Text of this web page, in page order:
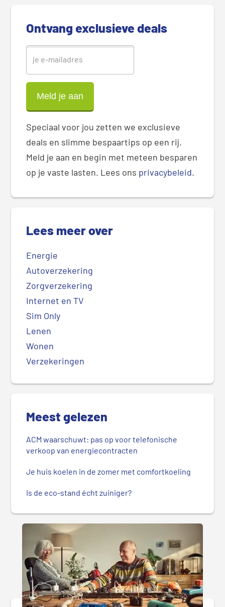
Ontvang exclusieve deals
Speciaal voor jou zetten we exclusieve
deals en slimme bespaartips op een rij.
Meld je aan en begin met meteen besparen
op je vaste lasten. Lees ons privacybeleid.
Lees meer over
Energie
Autoverzekering
Zorgverzekering
Internet en TV
Sim Only
Lenen
Wonen
Verzekeringen
Meest gelezen
ACM waarschuwt: pas op voor telefonische
verkoop van energiecontracten
Je huis koelen in de zomer met comfortkoeling
Is de eco-stand écht zuiniger?